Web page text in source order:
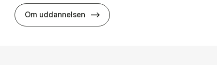
Om uddannelsen BSc in Busi­ness Ad­min­is­tra­tion